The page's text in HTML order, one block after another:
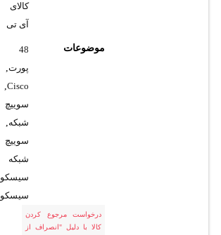
کالای
آی تی
موضوعات
48
پورت,
Cisco
,
سوییچ
شبکه,
سوییچ
شبکه
سیسکو
سیسکو
درخواست مرجوع کردن
کالا با دلیل "انصراف از